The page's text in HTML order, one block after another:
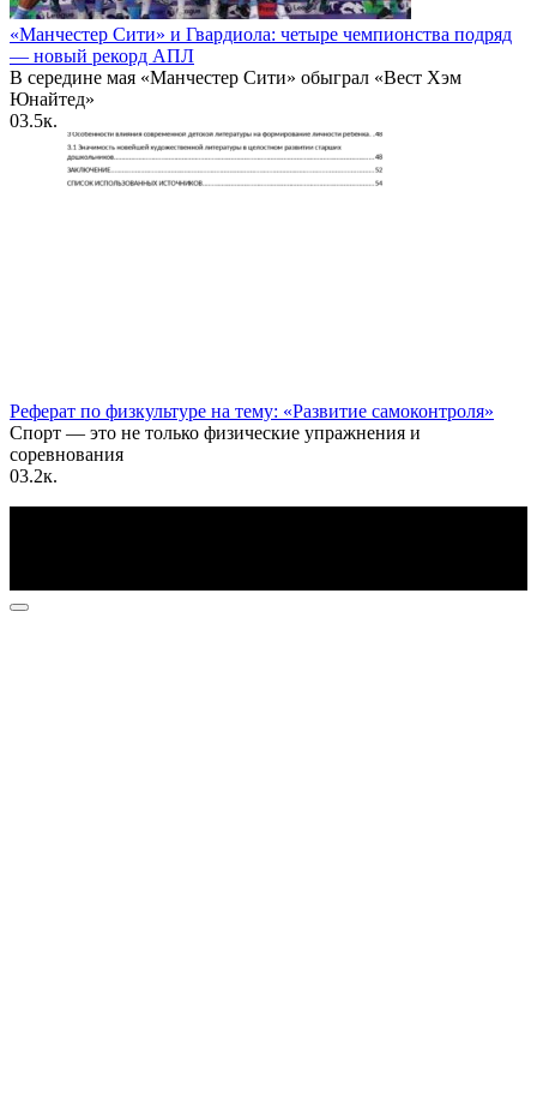
«Манчестер Сити» и Гвардиола: четыре чемпионства подряд
— новый рекорд АПЛ
В середине мая «Манчестер Сити» обыграл «Вест Хэм
Юнайтед»
03.5к.
Реферат по физкультуре на тему: «Развитие самоконтроля»
Спорт — это не только физические упражнения и
соревнования
03.2к.